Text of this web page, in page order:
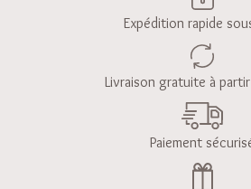
Expédition rapide
Livraison gratuite à
Paiement